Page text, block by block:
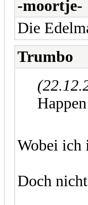
-moortje-
Die
Trumbo
Wobei ich
Doch